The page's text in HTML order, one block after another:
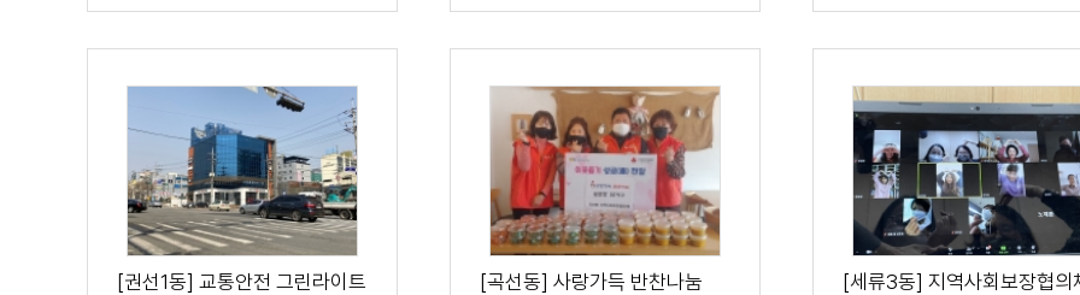
[권선1동] 교통안전 그린라이트
[곡선동] 사랑가득 반찬나눔
[세류3동] 지역사회보장협의